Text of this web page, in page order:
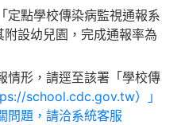
定點學校傳染病監視通報系
設幼兒園，完成通報率為
情形，請逕至該署「學校傳
school.cdc.gov.tw）」
問題，請洽系統客服